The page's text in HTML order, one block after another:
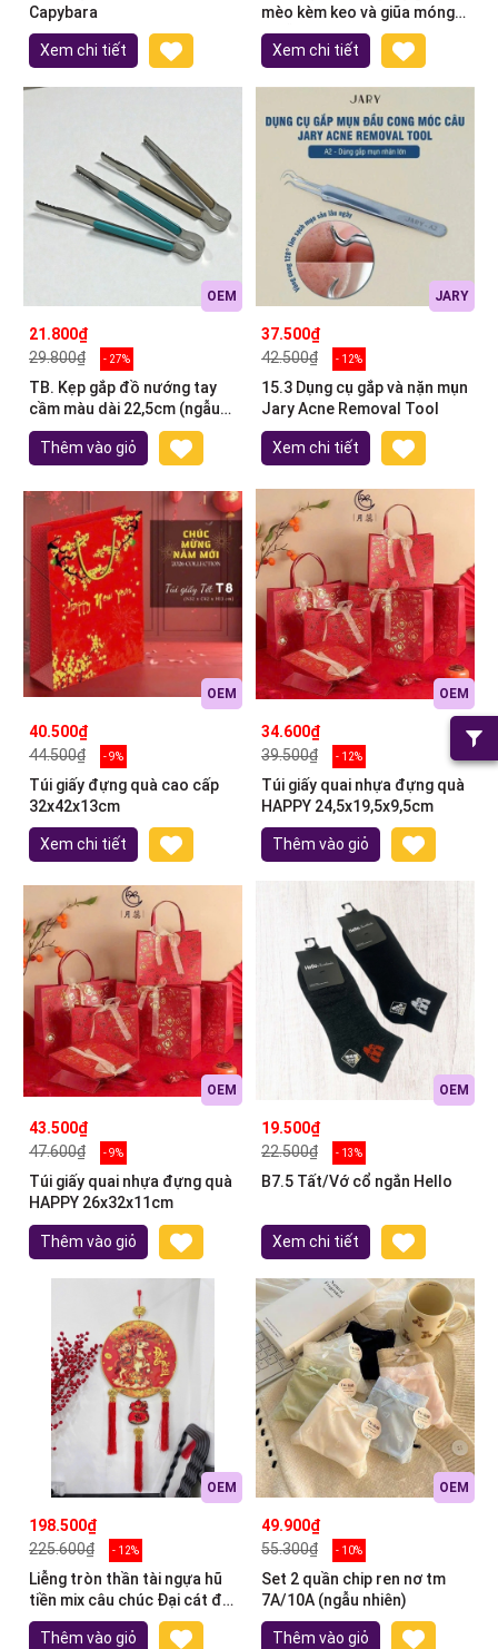
Capybara
Xem chi tiết
mèo kèm keo và giũa móng
(ngẫu nhiên)
Xem chi tiết
OEM
21.800₫
29.800₫
- 27%
TB. Kẹp gắp đồ nướng tay
cầm màu dài 22,5cm (ngẫu
nhiên)
Thêm vào giỏ
JARY
37.500₫
42.500₫
- 12%
15.3 Dụng cụ gắp và nặn mụn
Jary Acne Removal Tool
Xem chi tiết
OEM
40.500₫
44.500₫
- 9%
Túi giấy đựng quà cao cấp
32x42x13cm
Xem chi tiết
OEM
34.600₫
39.500₫
- 12%
Túi giấy quai nhựa đựng quà
HAPPY 24,5x19,5x9,5cm
Thêm vào giỏ
OEM
43.500₫
47.600₫
- 9%
Túi giấy quai nhựa đựng quà
HAPPY 26x32x11cm
Thêm vào giỏ
OEM
19.500₫
22.500₫
- 13%
B7.5 Tất/Vớ cổ ngắn Hello
Xem chi tiết
OEM
198.500₫
225.600₫
- 12%
Liễng tròn thần tài ngựa hũ
tiền mix câu chúc Đại cát đại
lợi
Thêm vào giỏ
OEM
49.900₫
55.300₫
- 10%
Set 2 quần chip ren nơ tm
7A/10A (ngẫu nhiên)
Thêm vào giỏ